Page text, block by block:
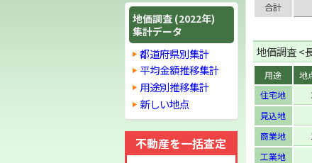
地価調査 (2022年)
集計データ
都道府県別集計
平均金額推移集計
用途別推移集計
新しい地点
不動産を一括査定
合計
地価調査 <
用途 地
住宅地
見込地
商業地
工業地